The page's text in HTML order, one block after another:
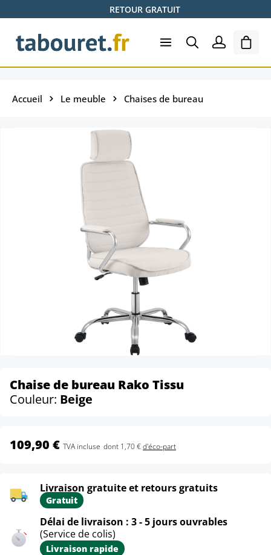
Passer au contenu principalRETOUR GRATUIT
Le
Accueil Le meuble Chaises de bureau
Chaise de bureau Rako Tissu
Couleur: Beige
109,90 € TVA incluse dont 1,70 €d'éco-part
Livraison gratuite et retours gratuits
Gratuit
Délai de livraison : 3 - 5 jours ouvrables
(Service de colis)
Livraison rapide